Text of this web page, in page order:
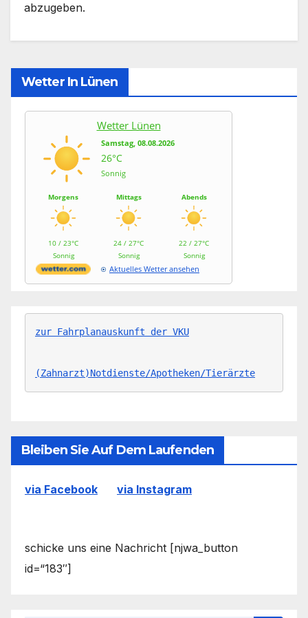
abzugeben.
Wetter In Lünen
Wetter Lünen
Samstag, 08.08.2026
26°C
Sonnig
Morgens
10 / 23°C
Sonnig
Mittags
24 / 27°C
Sonnig
Abends
22 / 27°C
Sonnig
Aktuelles Wetter ansehen
zur Fahrplanauskunft der VKU
(Zahnarzt)Notdienste/Apotheken/Tierärzte
Bleiben Sie Auf Dem Laufenden
via Facebook via Instagram
schicke uns eine Nachricht [njwa_button
id=“183″]